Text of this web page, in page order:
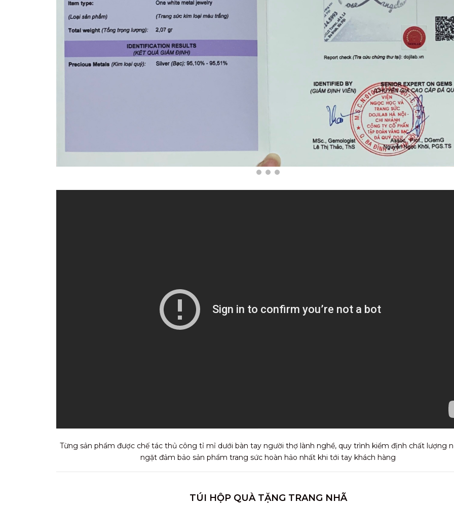
Từng sản phẩm được chế tác thủ công tỉ mỉ dưới bàn tay người thợ lành nghề, quy trình kiểm định chất lượng
ngặt đảm bảo sản phẩm trang sức hoàn hảo nhất khi tới tay khách hàng
TÚI HỘP QUÀ TẶNG TRANG NHÃ